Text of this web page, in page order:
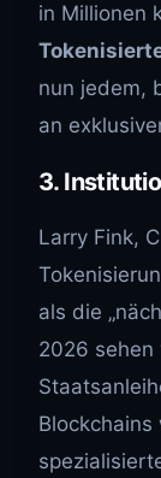
in Millionen
nun jedem,
an
3.
Larry Fink,
als die
2026 sehen
Blockchains